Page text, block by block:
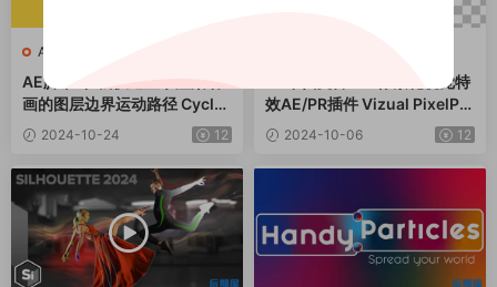
AE资源
AE脚本-轻松快速显示渲染动
画的图层边界运动路径 Cyclo
ps v3.0.3
2024-10-24 12
80年代复古8bit像素化视觉特
效AE/PR插件 Vizual PixelPer
fect v1.0.5 Win/Mac
2024-10-06 12